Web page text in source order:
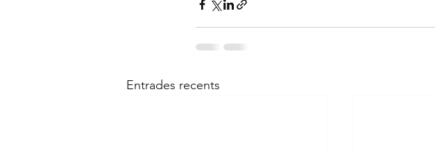
Entrades recents